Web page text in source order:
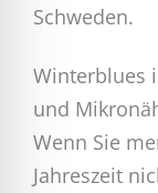
Schweden.
Winterblues
und
Wenn Sie
Jahreszeit